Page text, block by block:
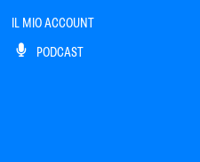
IL MIO ACCOUNT
PODCAST